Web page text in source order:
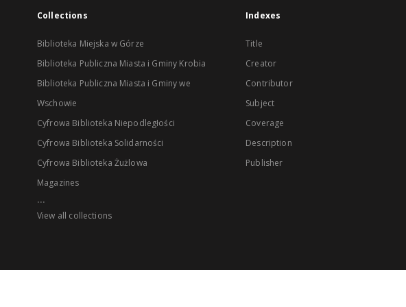
Collections
Biblioteka Miejska w Górze
Biblioteka Publiczna Miasta i Gminy Krobia
Biblioteka Publiczna Miasta i Gminy we
Wschowie
Cyfrowa Biblioteka Niepodległości
Cyfrowa Biblioteka Solidarności
Cyfrowa Biblioteka Żużlowa
Magazines
...
View all collections
Indexes
Title
Creator
Contributor
Subject
Coverage
Description
Publisher